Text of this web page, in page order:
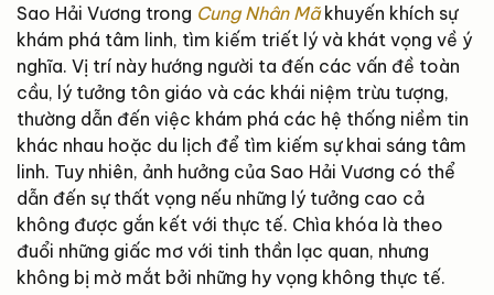
Sao Hải Vương trong Cung Nhân Mãkhuyến khích sự
khám phá tâm linh, tìm kiếm triết lý và khát vọng về ý
nghĩa. Vị trí này hướng người ta đến các vấn đề toàn
cầu, lý tưởng tôn giáo và các khái niệm trừu tượng,
thường dẫn đến việc khám phá các hệ thống niềm tin
khác nhau hoặc du lịch để tìm kiếm sự khai sáng tâm
linh. Tuy nhiên, ảnh hưởng của Sao Hải Vương có thể
dẫn đến sự thất vọng nếu những lý tưởng cao cả
không được gắn kết với thực tế. Chìa khóa là theo
đuổi những giấc mơ với tinh thần lạc quan, nhưng
không bị mờ mắt bởi những hy vọng không thực tế.